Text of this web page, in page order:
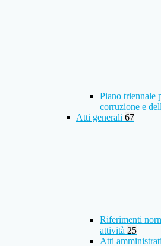
Piano triennale
corruzione e
Atti generali 67
Riferimenti
attività 25
Atti